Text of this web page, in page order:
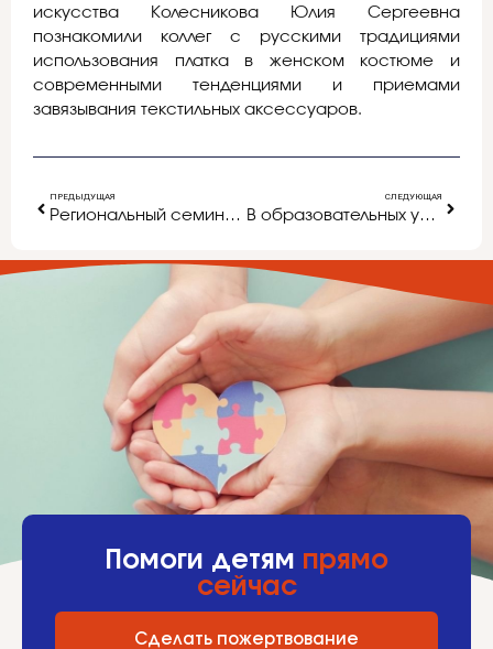
искусства Колесникова Юлия Сергеевна
познакомили коллег с русскими традициями
использования платка в женском костюме и
современными тенденциями и приемами
завязывания текстильных аксессуаров.
ПРЕДЫДУЩАЯ
Региональный семинар-практикум для руководителей ДОУ «Образовательный процесс ДОО: от идеи стандарта к практике»
СЛЕДУЮЩАЯ
В образовательных учреждениях города внедрена система электронного документооборота
Помоги детям прямо
сейчас
Сделать пожертвование